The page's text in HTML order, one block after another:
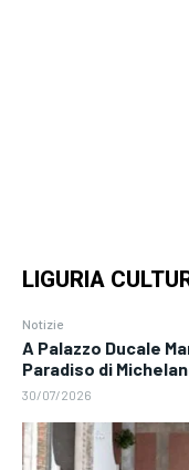
LIGURIA
Notizie
A Palazzo Ducale
Paradiso di
30/07/2026